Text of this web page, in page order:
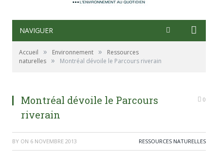
NAVIGUER
Accueil » Environnement »
Ressources
naturelles » Montréal dévoile le Parcours riverain
Montréal dévoile le Parcours
riverain
0
BY ON 6 NOVEMBRE 2013 RESSOURCES NATURELLES